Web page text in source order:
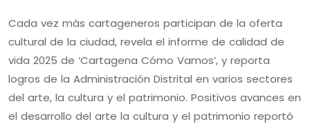
Cada vez más cartageneros participan de la oferta
cultural de la ciudad, revela el informe de calidad de
vida 2025 de ‘Cartagena Cómo Vamos’, y reporta
logros de la Administración Distrital en varios sectores
del arte, la cultura y el patrimonio. Positivos avances en
el desarrollo del arte la cultura y el patrimonio reportó